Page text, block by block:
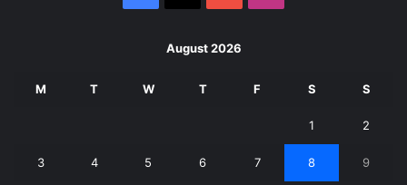
August 2026
M T W T F S S
1 2
3 4 5 6 7 8 9